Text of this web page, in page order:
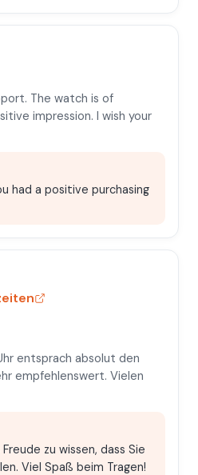
The watch is of
impression. I wish your
had a positive purchasing
entsprach absolut den
empfehlenswert. Vielen
zu wissen, dass Sie
Viel Spaß beim Tragen!